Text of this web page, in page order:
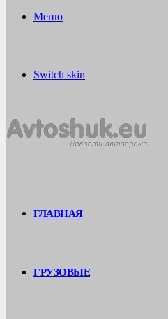
Меню
Switch skin
ГЛАВНАЯ
ГРУЗОВЫЕ